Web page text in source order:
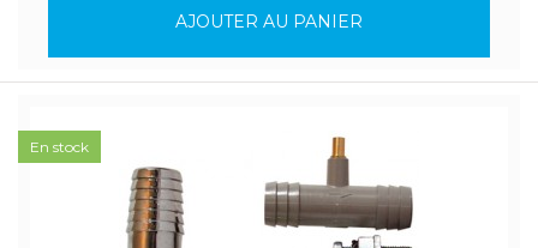
AJOUTER AU PANIER
En stock